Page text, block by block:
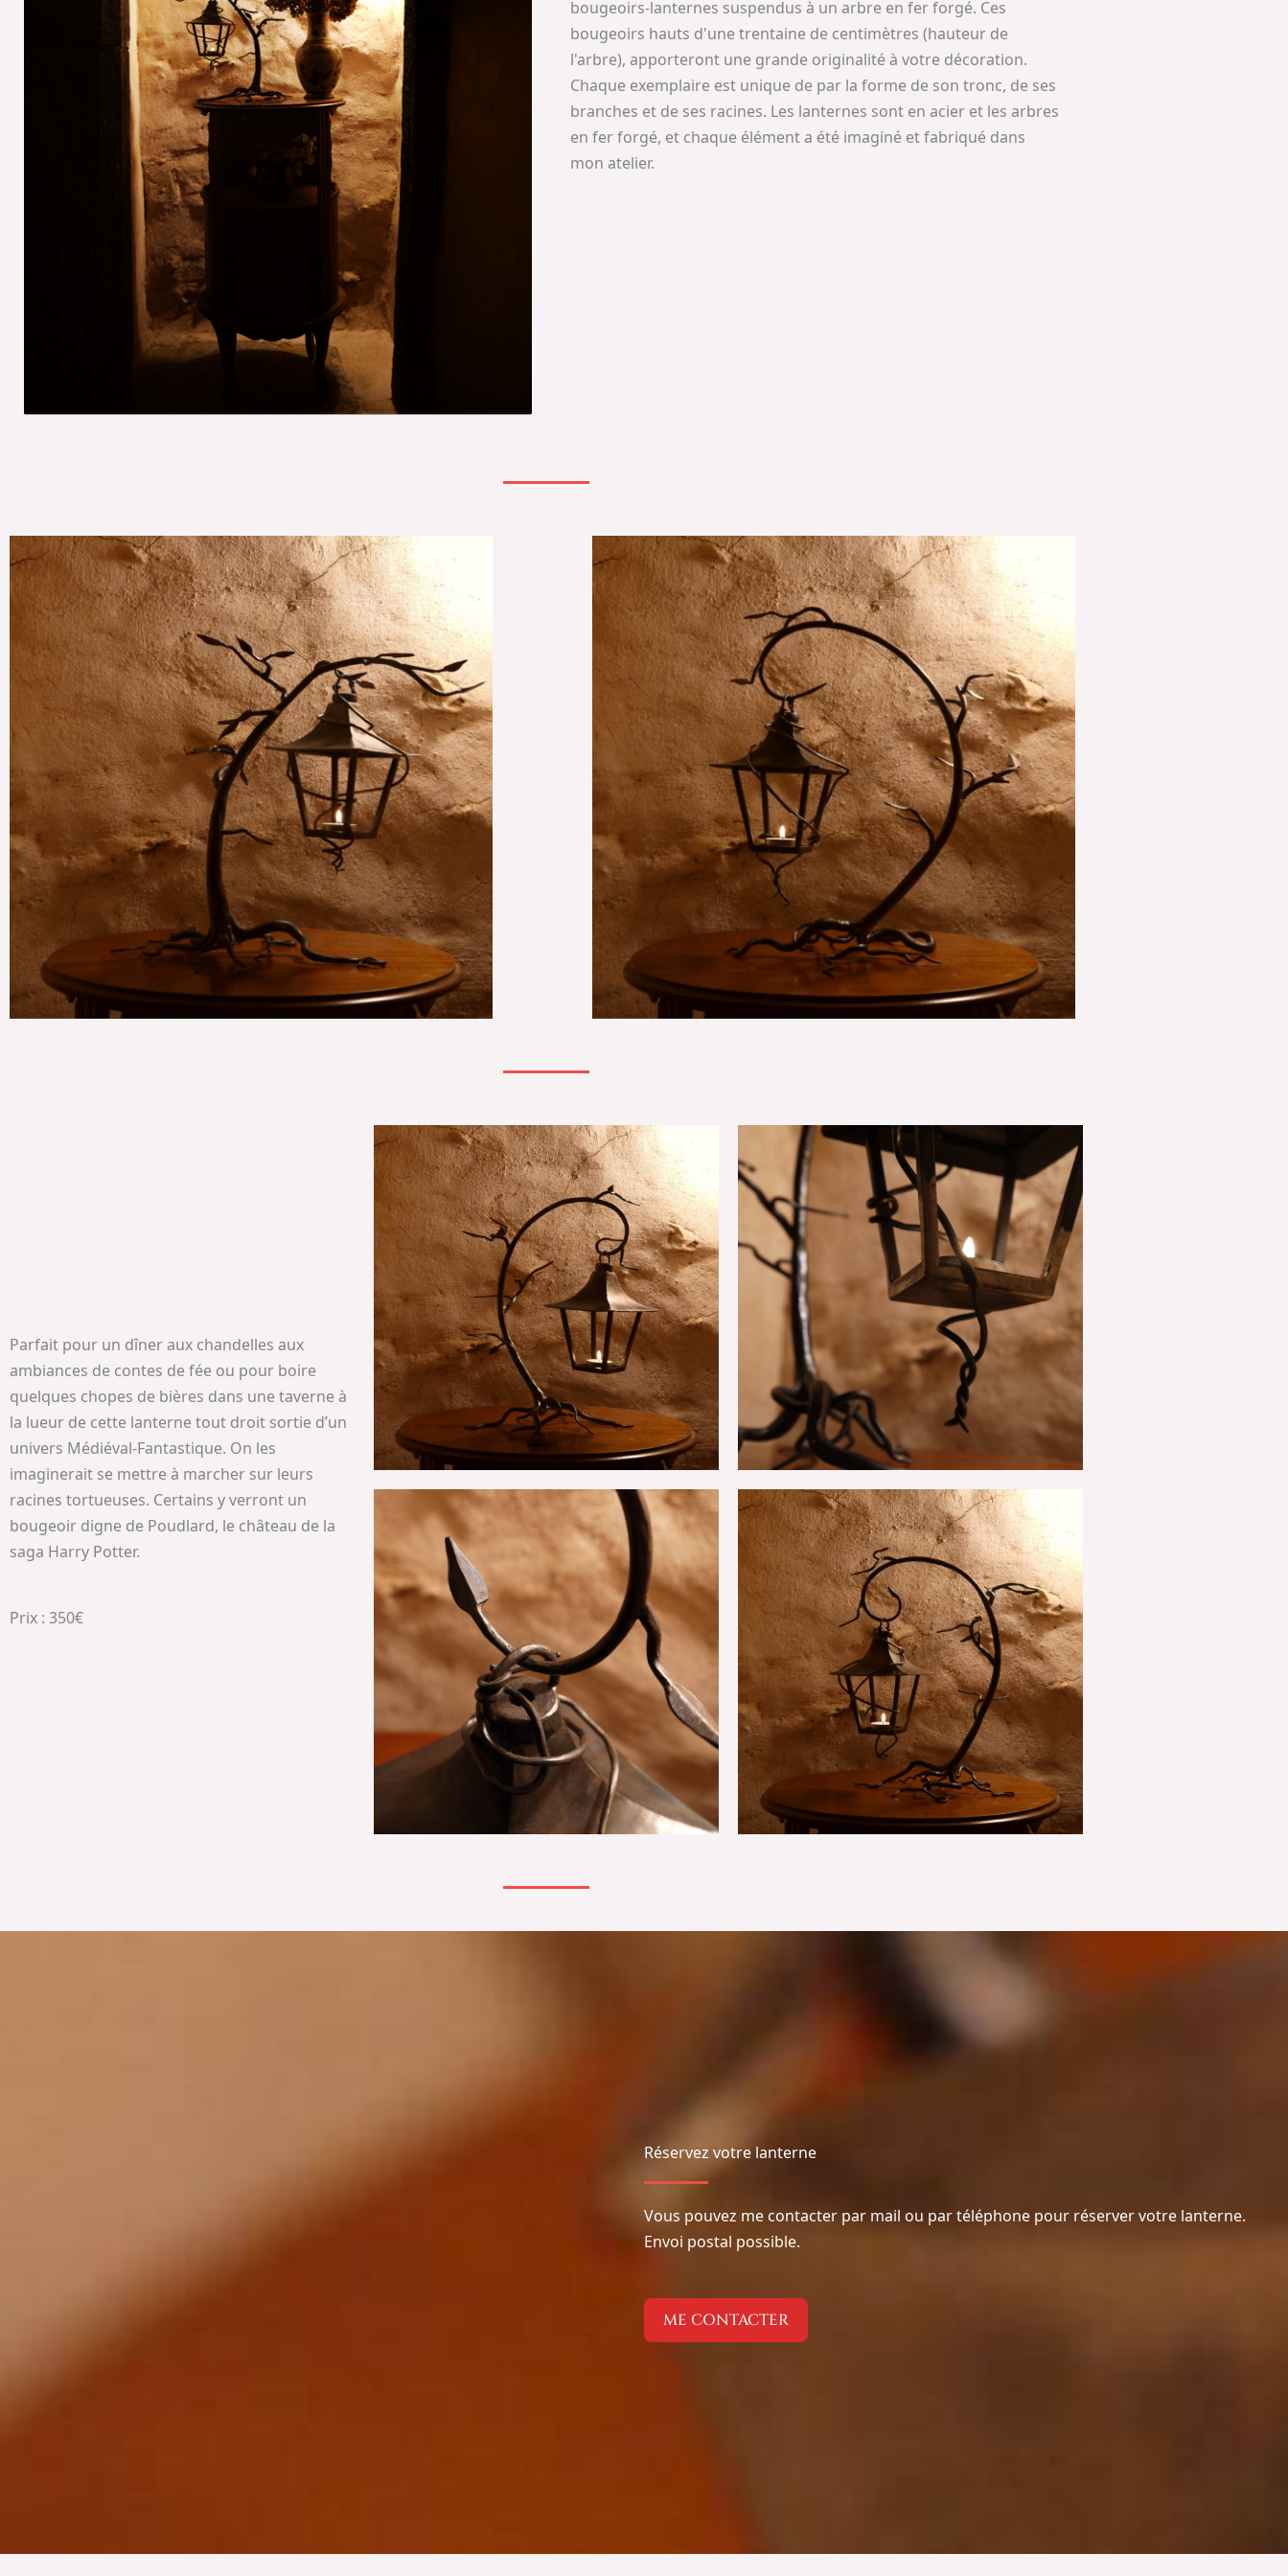
bougeoirs-lanternes suspendus à un arbre en fer forgé. Ces
bougeoirs hauts d'une trentaine de centimètres (hauteur de
l'arbre), apporteront une grande originalité à votre décoration.
Chaque exemplaire est unique de par la forme de son tronc, de ses
branches et de ses racines. Les lanternes sont en acier et les arbres
en fer forgé, et chaque élément a été imaginé et fabriqué dans
mon atelier.
Parfait pour un dîner aux chandelles aux
ambiances de contes de fée ou pour boire
quelques chopes de bières dans une taverne à
la lueur de cette lanterne tout droit sortie d’un
univers Médiéval-Fantastique. On les
imaginerait se mettre à marcher sur leurs
racines tortueuses. Certains y verront un
bougeoir digne de Poudlard, le château de la
saga Harry Potter.
Prix : 350€
Réservez votre lanterne
Vous pouvez me contacter par mail ou par téléphone pour réserver votre lanterne.
Envoi postal possible.
ME CONTACTER